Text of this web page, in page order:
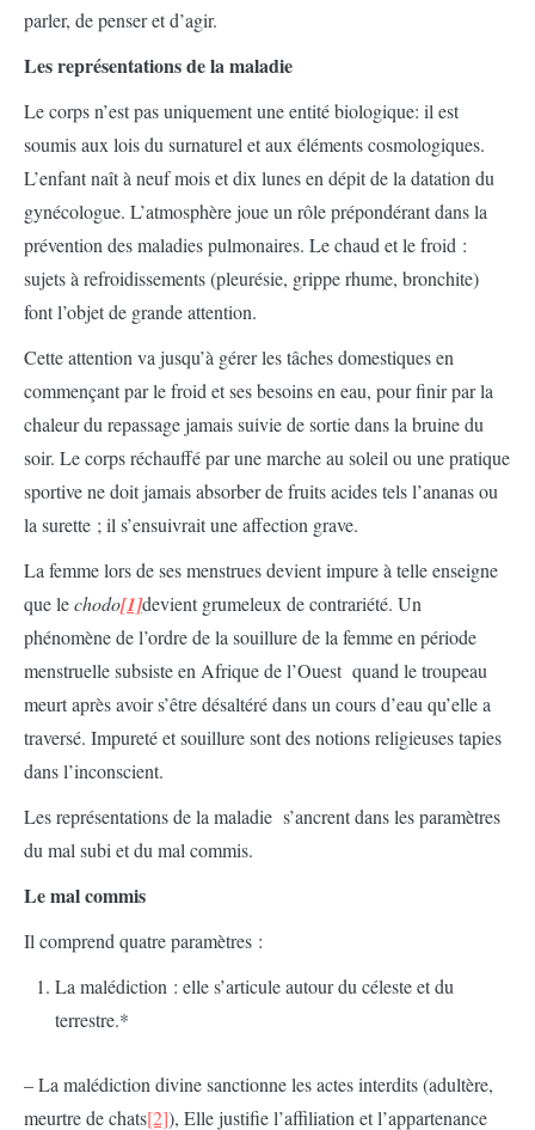
parler, de penser et d’agir.
Les représentations de la maladie
Le corps n’est pas uniquement une entité biologique: il est
soumis aux lois du surnaturel et aux éléments cosmologiques.
L’enfant naît à neuf mois et dix lunes en dépit de la datation du
gynécologue. L’atmosphère joue un rôle prépondérant dans la
prévention des maladies pulmonaires. Le chaud et le froid :
sujets à refroidissements (pleurésie, grippe rhume, bronchite)
font l’objet de grande attention.
Cette attention va jusqu’à gérer les tâches domestiques en
commençant par le froid et ses besoins en eau, pour finir par la
chaleur du repassage jamais suivie de sortie dans la bruine du
soir. Le corps réchauffé par une marche au soleil ou une pratique
sportive ne doit jamais absorber de fruits acides tels l’ananas ou
la surette ; il s’ensuivrait une affection grave.
La femme lors de ses menstrues devient impure à telle enseigne
que lechodo[1]devient grumeleux de contrariété. Un
phénomène de l’ordre de la souillure de la femme en période
menstruelle subsiste en Afrique de l’Ouest quand le troupeau
meurt après avoir s’être désaltéré dans un cours d’eau qu’elle a
traversé. Impureté et souillure sont des notions religieuses tapies
dans l’inconscient.
Les représentations de la maladie s’ancrent dans les paramètres
du mal subi et du mal commis.
Lemalcommis
Il comprend quatre paramètres :
La malédiction : elle s’articule autour du céleste et du
terrestre.*
– La malédiction divine sanctionne les actes interdits (adultère,
meurtre de chats[2]), Elle justifie l’affiliation et l’appartenance